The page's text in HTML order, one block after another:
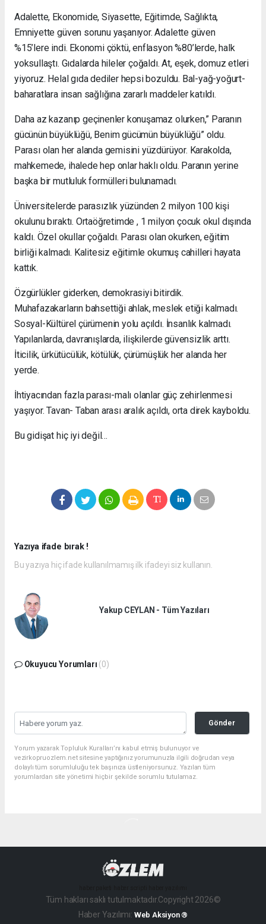
Adalette, Ekonomide, Siyasette, Eğitimde, Sağlıkta,
Emniyette güven sorunu yaşanıyor. Adalette güven
%15’lere indi. Ekonomi çöktü, enflasyon %80’lerde, halk
yoksullaştı. Gıdalarda hileler çoğaldı. At, eşek, domuz etleri
yiyoruz. Helal gıda dediler hepsi bozuldu. Bal-yağ-yoğurt-
baharatlara insan sağlığına zararlı maddeler katıldı.
Daha az kazanıp geçinenler konuşamaz olurken,” Paranın
gücünün büyüklüğü, Benim gücümün büyüklüğü” oldu.
Parası olan her alanda gemisini yüzdürüyor. Karakolda,
mahkemede, ihalede hep onlar haklı oldu. Paranın yerine
başka bir mutluluk formülleri bulunamadı.
Üniversitelerde parasızlık yüzünden 2 milyon 100 kişi
okulunu bıraktı. Ortaöğretimde , 1 milyon çocuk okul dışında
kaldı. Özel okullar çoğaldı. Parası olan okurken, eğitim
birliği kalmadı. Kalitesiz eğitimle okumuş cahilleri hayata
kattık.
Özgürlükler giderken, demokrasiyi bitirdik.
Muhafazakarların bahsettiği ahlak, meslek etiği kalmadı.
Sosyal-Kültürel çürümenin yolu açıldı. İnsanlık kalmadı.
Yapılanlarda, davranışlarda, ilişkilerde güvensizlik arttı.
İticilik, ürkütücülük, kötülük, çürümüşlük her alanda her
yerde.
İhtiyacından fazla parası-malı olanlar güç zehirlenmesi
yaşıyor. Tavan- Taban arası aralık açıldı, orta direk kayboldu.
Bu gidişat hiç iyi değil…
Yazıya ifade bırak !
Bu yazıya hiç ifade kullanılmamış ilk ifadeyi siz kullanın.
Yakup CEYLAN - Tüm Yazıları
Okuyucu Yorumları (0)
Gönder
Yorum yazarak Topluluk Kuralları’nı kabul etmiş bulunuyor ve
vezirkopruozlem.net sitesine yaptığınız yorumunuzla ilgili doğrudan veya
dolaylı tüm sorumluluğu tek başınıza üstleniyorsunuz. Yazılan tüm
yorumlardan site yönetimi hiçbir şekilde sorumlu tutulamaz.
Tüm hakları saklı tutulmaktadır.Copyright 2026©
Haber Yazılımı: Web Aksiyon ®